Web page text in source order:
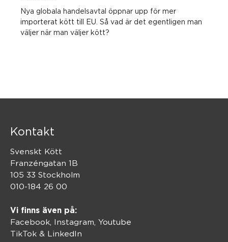
Nya globala handelsavtal öppnar upp för mer
importerat kött till EU. Så vad är det egentligen man
väljer när man väljer kött?
Kontakt
Svenskt Kött
Franzéngatan 1B
105 33 Stockholm
010-184 26 00
Vi finns även på:
Facebook, Instagram Youtube
TikTok & LinkedIn